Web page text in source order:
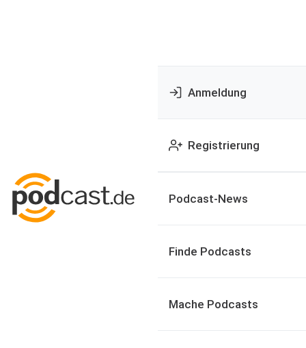
Anmeldung
Registrierung
Podcast-News
Finde Podcasts
Mache Podcasts